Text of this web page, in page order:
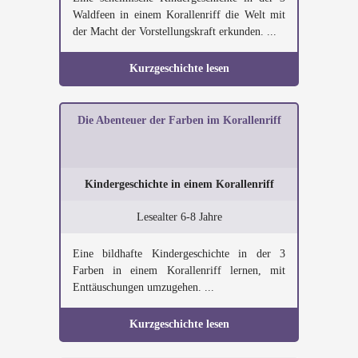
Waldfeen in einem Korallenriff die Welt mit
der Macht der Vorstellungskraft erkunden. ...
Kurzgeschichte lesen
Die Abenteuer der Farben im Korallenriff
Kindergeschichte in einem Korallenriff
Lesealter 6-8 Jahre
Eine bildhafte Kindergeschichte in der 3
Farben in einem Korallenriff lernen, mit
Enttäuschungen umzugehen. ...
Kurzgeschichte lesen